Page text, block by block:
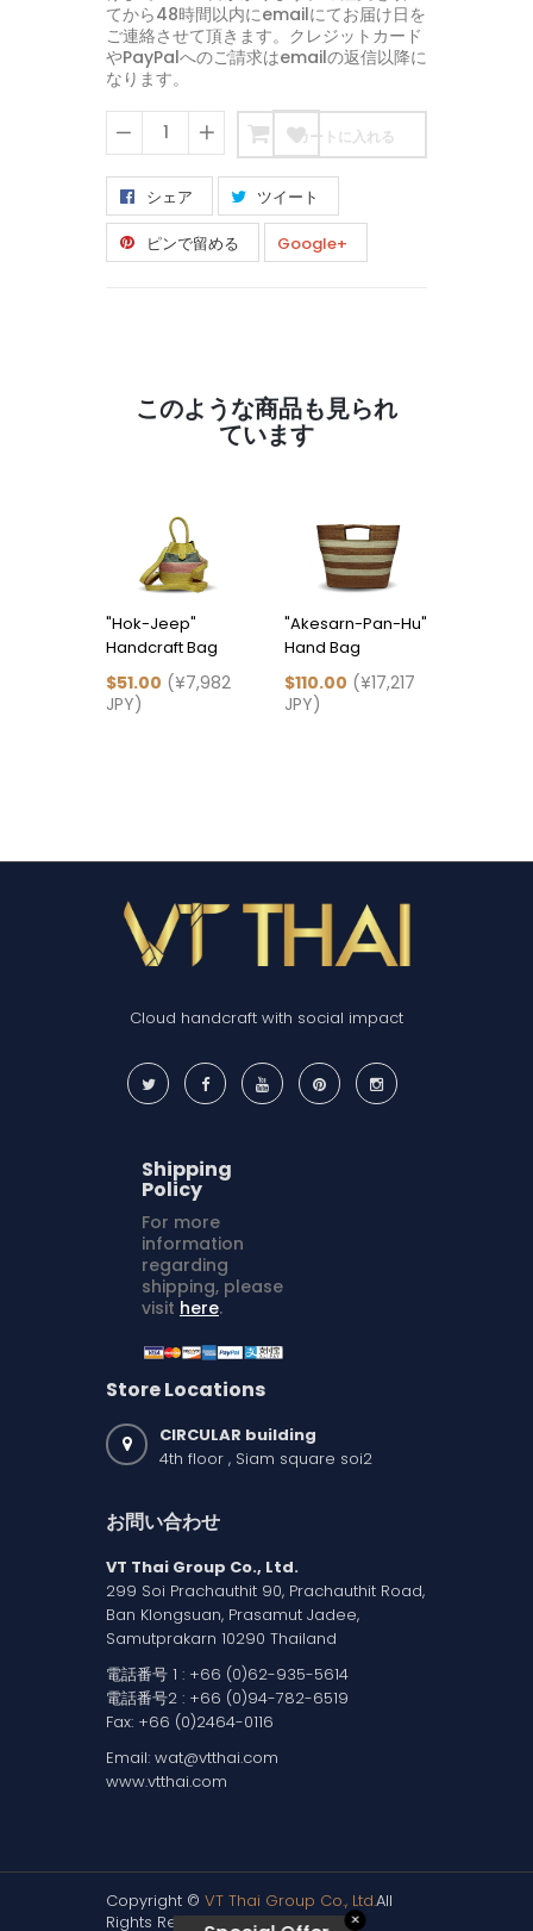
てから48時間以内にemailにてお届け日を
ご連絡させて頂きます。クレジットカード
やPayPalへのご請求はemailの返信以降に
なります。
− +
カートに入れる
シェア ツイート
ピンで留める Google+
このような商品も見られ
ています
"Hok-Jeep"
Handcraft Bag
$51.00 (¥7,982
JPY)
"Akesarn-Pan-Hu"
Hand Bag
$110.00 (¥17,217
JPY)
Cloud handcraft with social impact
Shipping
Policy
For more
information
regarding
shipping, please
visit here.
Store Locations
CIRCULAR building
4th floor , Siam square soi2
お問い合わせ
VT Thai Group Co., Ltd.
299 Soi Prachauthit 90, Prachauthit Road,
Ban Klongsuan, Prasamut Jadee,
Samutprakarn 10290 Thailand
電話番号 1 : +66 (0)62-935-5614
電話番号2 : +66 (0)94-782-6519
Fax: +66 (0)2464-0116
Email: wat@vtthai.com
www.vtthai.com
Copyright © VT Thai Group Co., Ltd.All
Rights Reserved.
✕